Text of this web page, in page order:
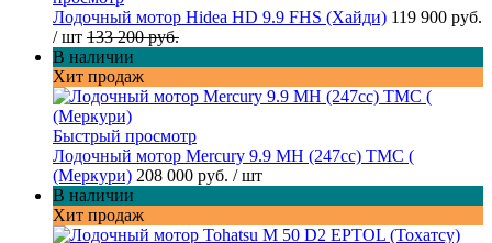
Лодочный мотор Hidea HD 9.9 FHS (Хайди) 119 900 руб.
/ шт 133 200 руб.
В наличии
Хит продаж
Быстрый просмотр
Лодочный мотор Mercury 9.9 МН (247cc) TMC (
(Меркури) 208 000 руб. / шт
В наличии
Хит продаж